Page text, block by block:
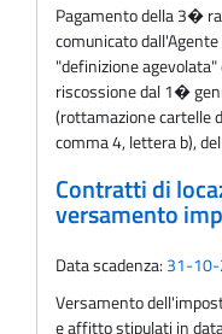
Pagamento della 3�
comunicato
"definizione
riscossione dal 1�
(rottamazione cartelle
comma 4, lettera b),
Contratti di
versamento
Data scadenza: 31-
Versamento
e affitto stipulati in